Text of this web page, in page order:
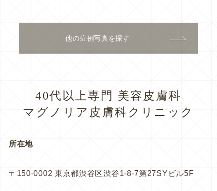
他の症例写真を探す
40代以上専門 美容皮膚科
マグノリア皮膚科クリニック
所在地
〒150-0002 東京都渋谷区渋谷1-8-7第27SYビル5F